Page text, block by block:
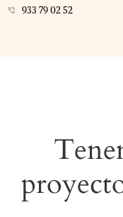
933 79 02 52